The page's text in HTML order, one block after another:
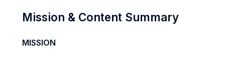
Mission & Content Summary
MISSION